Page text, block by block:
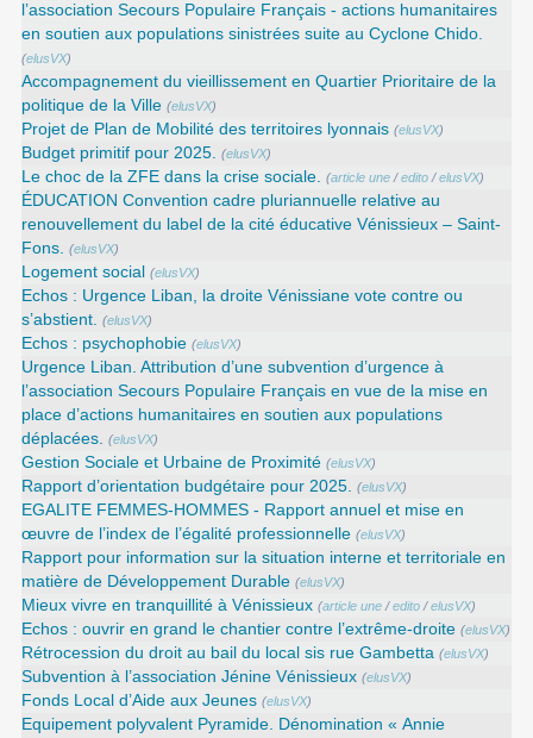
l’association Secours Populaire Français - actions humanitaires
en soutien aux populations sinistrées suite au Cyclone Chido.
(elusVX)
Accompagnement du vieillissement en Quartier Prioritaire de la
politique de la Ville (elusVX)
Projet de Plan de Mobilité des territoires lyonnais (elusVX)
Budget primitif pour 2025. (elusVX)
Le choc de la ZFE dans la crise sociale. (article une/edito/elusVX)
ÉDUCATION Convention cadre pluriannuelle relative au
renouvellement du label de la cité éducative Vénissieux – Saint-
Fons. (elusVX)
Logement social (elusVX)
Echos : Urgence Liban, la droite Vénissiane vote contre ou
s’abstient. (elusVX)
Echos : psychophobie (elusVX)
Urgence Liban. Attribution d’une subvention d’urgence à
l’association Secours Populaire Français en vue de la mise en
place d’actions humanitaires en soutien aux populations
déplacées. (elusVX)
Gestion Sociale et Urbaine de Proximité (elusVX)
Rapport d’orientation budgétaire pour 2025. (elusVX)
EGALITE FEMMES-HOMMES - Rapport annuel et mise en
œuvre de l’index de l’égalité professionnelle (elusVX)
Rapport pour information sur la situation interne et territoriale en
matière de Développement Durable (elusVX)
Mieux vivre en tranquillité à Vénissieux (article une/edito/elusVX)
Echos : ouvrir en grand le chantier contre l’extrême-droite (elusVX)
Rétrocession du droit au bail du local sis rue Gambetta (elusVX)
Subvention à l’association Jénine Vénissieux (elusVX)
Fonds Local d’Aide aux Jeunes (elusVX)
Equipement polyvalent Pyramide. Dénomination « Annie